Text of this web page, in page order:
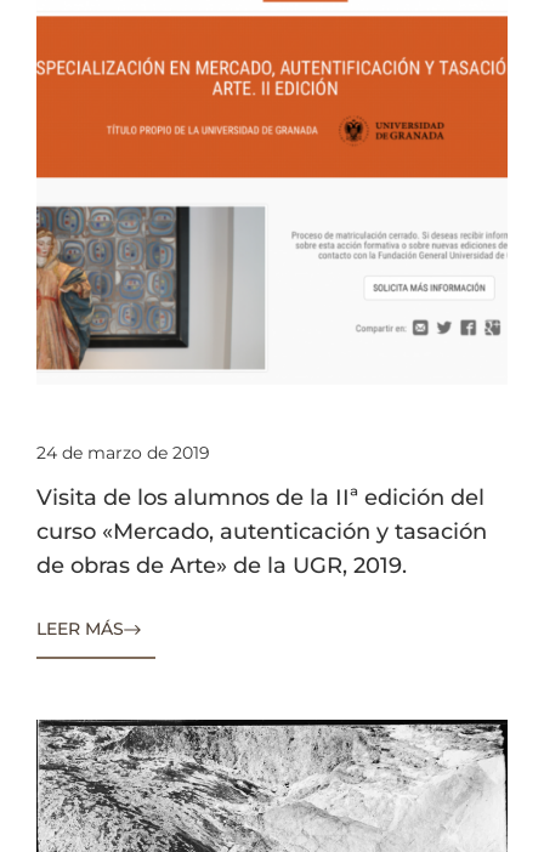
24 de marzo de 2019
Visita de los alumnos de la IIª edición del
curso «Mercado, autenticación y tasación
de obras de Arte» de la UGR, 2019.
LEER MÁS